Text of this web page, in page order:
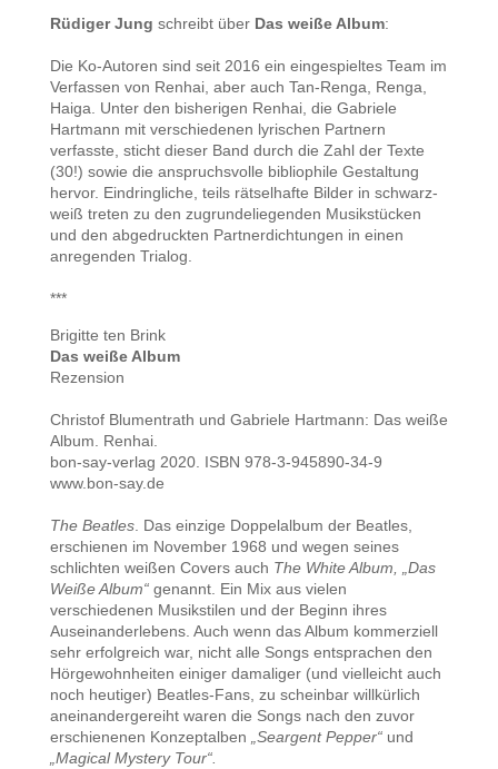
Rüdiger Jung schreibt über Das weiße Album:
Die Ko-Autoren sind seit 2016 ein eingespieltes Team im
Verfassen von Renhai, aber auch Tan-Renga, Renga,
Haiga. Unter den bisherigen Renhai, die Gabriele
Hartmann mit verschiedenen lyrischen Partnern
verfasste, sticht dieser Band durch die Zahl der Texte
(30!) sowie die anspruchsvolle bibliophile Gestaltung
hervor. Eindringliche, teils rätselhafte Bilder in schwarz-
weiß treten zu den zugrundeliegenden Musikstücken
und den abgedruckten Partnerdichtungen in einen
anregenden Trialog.
***
Brigitte ten Brink
Das weiße Album
Rezension
Christof Blumentrath und Gabriele Hartmann: Das weiße
Album. Renhai.
bon-say-verlag 2020. ISBN 978-3-945890-34-9
www.bon-say.de
The Beatles. Das einzige Doppelalbum der Beatles,
erschienen im November 1968 und wegen seines
schlichten weißen Covers auch The White Album, „Das
Weiße Album“genannt. Ein Mix aus vielen
verschiedenen Musikstilen und der Beginn ihres
Auseinanderlebens. Auch wenn das Album kommerziell
sehr erfolgreich war, nicht alle Songs entsprachen den
Hörgewohnheiten einiger damaliger (und vielleicht auch
noch heutiger) Beatles-Fans, zu scheinbar willkürlich
aneinandergereiht waren die Songs nach den zuvor
erschienenen Konzeptalben
„Seargent Pepper“und
„Magical Mystery Tour“.